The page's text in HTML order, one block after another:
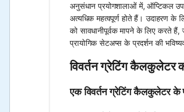
अनुसंधान प्रयोगशालाओं में, ऑप्टिकल
अत्यधिक महत्वपूर्ण होते हैं। उदाहरण के
को सावधानीपूर्वक मापने के लिए करते हैं,
प्रायोगिक सेटअप्स के प्रदर्शन की
विवर्तन ग्रेटिंग कैलकुलेटर
एक विवर्तन ग्रेटिंग कैलकुलेटर